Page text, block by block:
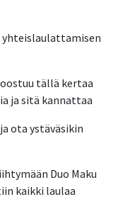
yhteislaulattamisen
tällä kertaa
ja sitä kannattaa
ota ystäväsikin
Duo Maku
kaikki laulaa